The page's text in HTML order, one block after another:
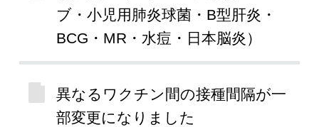
ブ・小児用肺炎球菌・B型肝炎・
BCG・MR・水痘・日本脳炎）
異なるワクチン間の接種間隔が一
部変更になりました